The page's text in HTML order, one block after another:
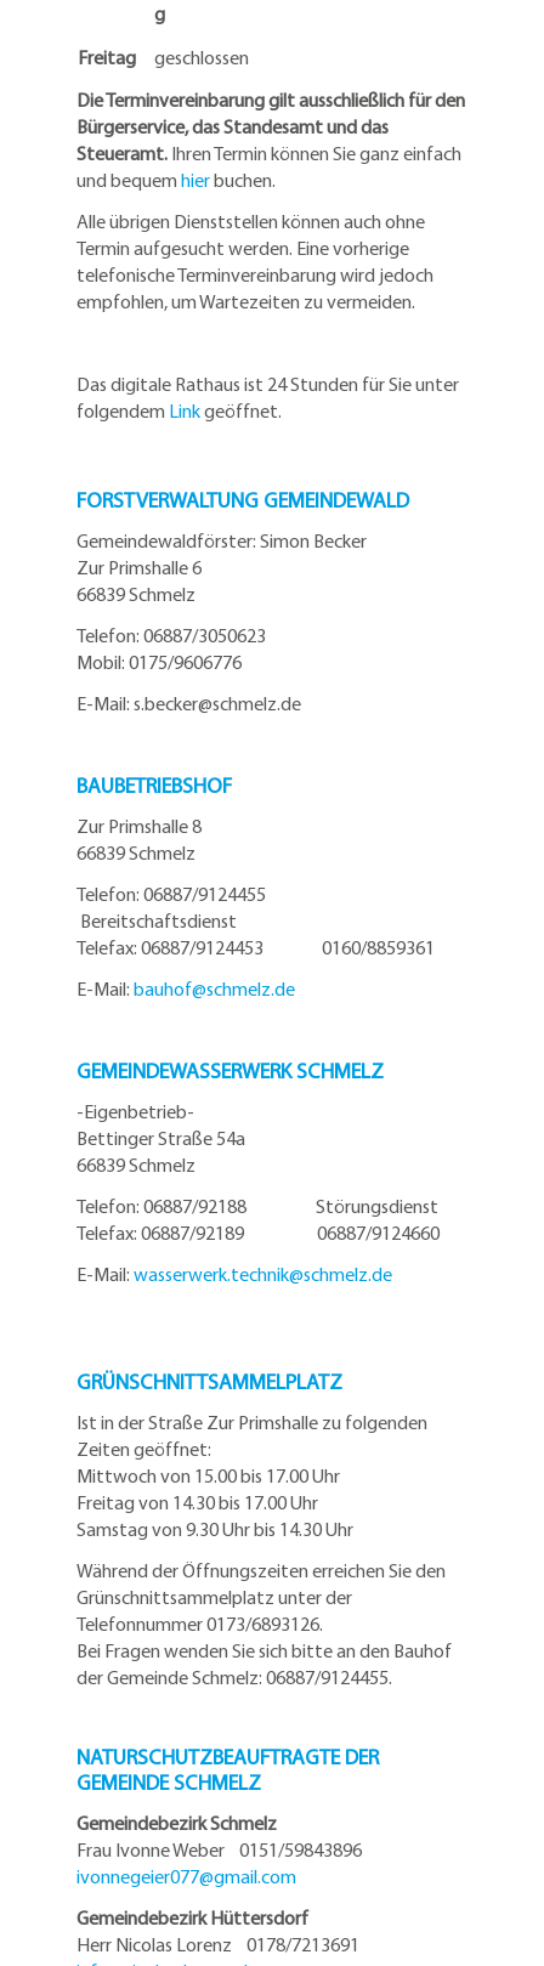
g
Freitag
geschlossen
Die Terminvereinbarung gilt ausschließlich für den
Bürgerservice, das Standesamt und das
Steueramt. Ihren Termin können Sie ganz einfach
und bequem hierbuchen.
Alle übrigen Dienststellen können auch ohne
Termin aufgesucht werden. Eine vorherige
telefonische Terminvereinbarung wird jedoch
empfohlen, um Wartezeiten zu vermeiden.
Das digitale Rathaus ist 24 Stunden für Sie unter
folgendem Linkgeöffnet.
FORSTVERWALTUNG GEMEINDEWALD
Gemeindewaldförster: Simon Becker
Zur Primshalle 6
66839 Schmelz
Telefon: 06887/3050623
Mobil: 0175/9606776
E-Mail: s.becker@schmelz.de
BAUBETRIEBSHOF
Zur Primshalle 8
66839 Schmelz
Telefon: 06887/9124455
Bereitschaftsdienst
Telefax: 06887/9124453 0160/8859361
E-Mail: bauhof@schmelz.de
GEMEINDEWASSERWERK SCHMELZ
-Eigenbetrieb-
Bettinger Straße 54a
66839 Schmelz
Telefon: 06887/92188 Störungsdienst
Telefax: 06887/92189 06887/9124660
E-Mail: wasserwerk.technik@schmelz.de
GRÜNSCHNITTSAMMELPLATZ
Ist in der Straße Zur Primshalle zu folgenden
Zeiten geöffnet:
Mittwoch von 15.00 bis 17.00 Uhr
Freitag von 14.30 bis 17.00 Uhr
Samstag von 9.30 Uhr bis 14.30 Uhr
Während der Öffnungszeiten erreichen Sie den
Grünschnittsammelplatz unter der
Telefonnummer 0173/6893126.
Bei Fragen wenden Sie sich bitte an den Bauhof
der Gemeinde Schmelz: 06887/9124455.
NATURSCHUTZBEAUFTRAGTE DER
GEMEINDE SCHMELZ
Gemeindebezirk Schmelz
Frau Ivonne Weber 0151/59843896
ivonnegeier077@gmail.com
Gemeindebezirk Hüttersdorf
Herr Nicolas Lorenz 0178/7213691